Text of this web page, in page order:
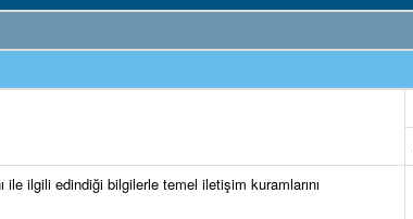
ile ilgili edindiği bilgilerle temel iletişim kuramlarını